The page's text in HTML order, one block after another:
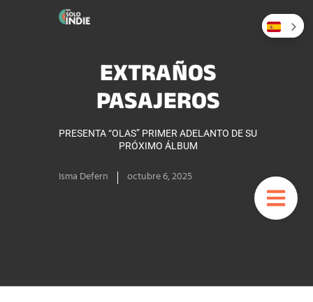
EXTRAÑOS
PASAJEROS
PRESENTA “OLAS” PRIMER ADELANTO DE SU
PRÓXIMO ÁLBUM
Isma Defern octubre 6, 2025